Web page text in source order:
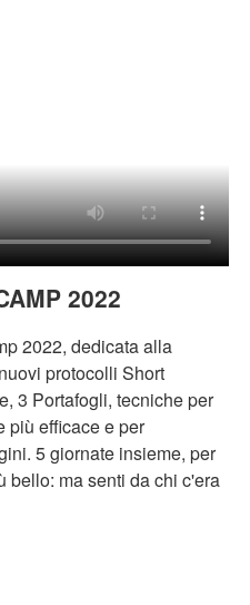
2022
2022, dedicata alla
protocolli Short
3 Portafogli, tecniche per
più efficace e per
5 giornate insieme, per
bello: ma senti da chi c'era